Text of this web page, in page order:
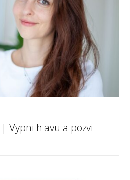
| Vypni hlavu a pozvi